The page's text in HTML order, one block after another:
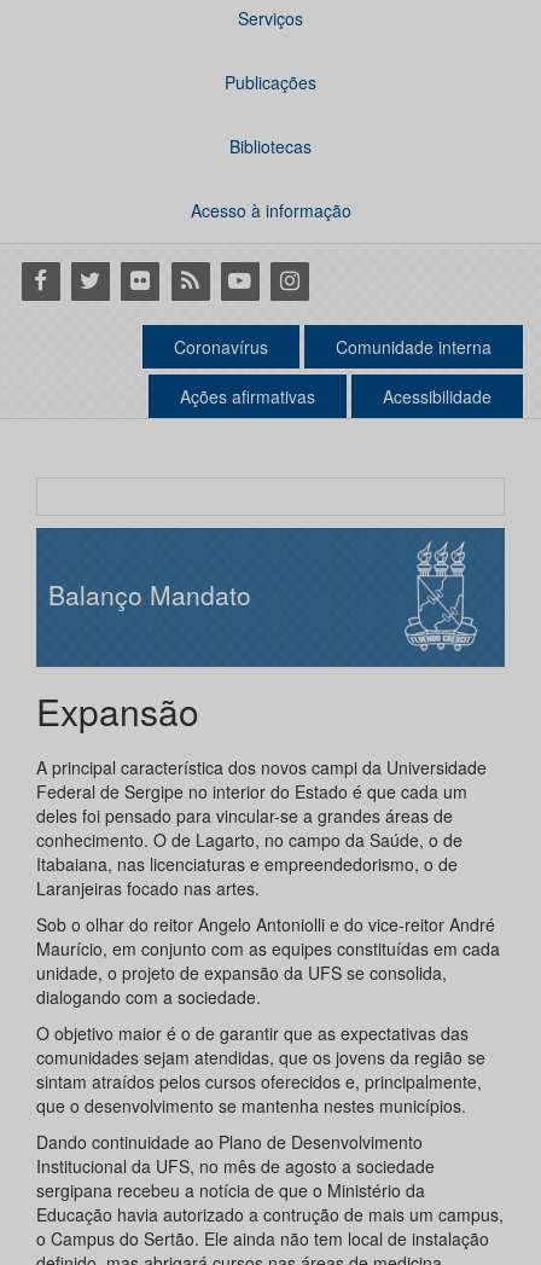
Serviços
Publicações
Bibliotecas
Acesso à informação
Facebook
Twitter Flickr RSS YoutubeInstagram
Coronavírus Comunidade interna
Ações afirmativas Acessibilidade
Balanço Mandato
Expansão
A principal característica dos novos campi da Universidade
Federal de Sergipe no interior do Estado é que cada um
deles foi pensado para vincular-se a grandes áreas de
conhecimento. O de Lagarto, no campo da Saúde, o de
Itabaiana, nas licenciaturas e empreendedorismo, o de
Laranjeiras focado nas artes.
Sob o olhar do reitor Angelo Antoniolli e do vice-reitor André
Maurício, em conjunto com as equipes constituídas em cada
unidade, o projeto de expansão da UFS se consolida,
dialogando com a sociedade.
O objetivo maior é o de garantir que as expectativas das
comunidades sejam atendidas, que os jovens da região se
sintam atraídos pelos cursos oferecidos e, principalmente,
que o desenvolvimento se mantenha nestes municípios.
Dando continuidade ao Plano de Desenvolvimento
Institucional da UFS, no mês de agosto a sociedade
sergipana recebeu a notícia de que o Ministério da
Educação havia autorizado a contrução de mais um campus,
o Campus do Sertão. Ele ainda não tem local de instalação